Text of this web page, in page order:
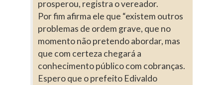
prosperou, registra o vereador.
Por fim afirma ele que “existem outros
problemas de ordem grave, que no
momento não pretendo abordar, mas
que com certeza chegará a
conhecimento público com cobranças.
Espero que o prefeito Edivaldo